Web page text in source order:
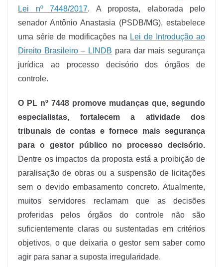
Lei nº 7448/2017. A proposta, elaborada pelo
senador Antônio Anastasia (PSDB/MG), estabelece
uma série de modificações na Lei de Introdução ao
Direito Brasileiro – LINDB para dar mais segurança
jurídica ao processo decisório dos órgãos de
controle.
O PL nº 7448 promove mudanças que, segundo
especialistas, fortalecem a atividade dos
tribunais de contas e fornece mais segurança
para o gestor público no processo decisório.
Dentre os impactos da proposta está a proibição de
paralisação de obras ou a suspensão de licitações
sem o devido embasamento concreto. Atualmente,
muitos servidores reclamam que as decisões
proferidas pelos órgãos do controle não são
suficientemente claras ou sustentadas em critérios
objetivos, o que deixaria o gestor sem saber como
agir para sanar a suposta irregularidade.